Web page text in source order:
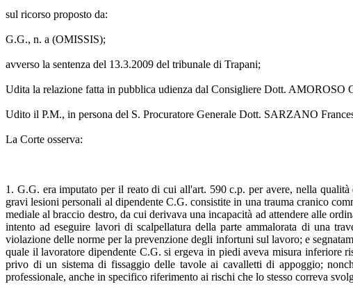
sul ricorso proposto da:
G.G., n. a (OMISSIS);
avverso la sentenza del 13.3.2009 del tribunale di Trapani;
Udita la relazione fatta in pubblica udienza dal Consigliere Dott. AMOROSO
Udito il P.M., in persona del S. Procuratore Generale Dott. SARZANO
La Corte osserva:
1. G.G. era imputato per il reato di cui all'art. 590 c.p. per avere, nella
gravi lesioni personali al dipendente C.G. consistite in una trauma cranico
mediale al braccio destro, da cui derivava una incapacità ad attendere alle
intento ad eseguire lavori di scalpellatura della parte ammalorata di una
violazione delle norme per la prevenzione degli infortuni sul lavoro; e
quale il lavoratore dipendente C.G. si ergeva in piedi aveva misura inferiore
privo di un sistema di fissaggio delle tavole ai cavalletti di appoggio;
professionale, anche in specifico riferimento ai rischi che lo stesso correva